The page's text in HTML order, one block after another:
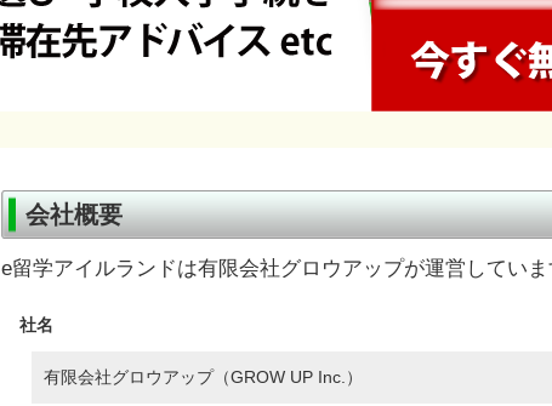
会社概要
e留学アイルランドは有限会社グロウアップが運営してい
社名
有限会社グロウアップ（GROW UP Inc.）